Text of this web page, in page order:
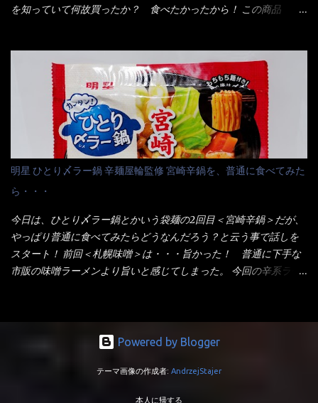
部カップの中でカオス状態。 これ特に縦型Bigカップだと、スー
りました～ 熱湯によりカップ内に対流が起こり、表層が泡立っ
ている～ 隣に用意したのが、ホワイトカップ丼型です。 こちら
へ内容物を全て移すのと同時に、スープも満遍なく全体に行き渡
させる。 箸で麺から移動させ、具とスープは最後に移すとこうな
りました。 良い感じではないか！ やはり一部粉末スープが縦型
カップの壁面に残っていたので、ぜーんぶ箸等で落としてホワイ
トカップへ。 まずは麺を見ると、カップヌードルとしては太く平
打ちで縮れてます。 ■蒙古タンメン中本の麺 蒙古タンメンの方
は、やはり太く平打ちですが麺の厚みがあるような・・・ 食感
は、どちらも柔らかいと感じは同じ。 湯に戻りやすい特性が強
いのね。 箸で持ち上げた状態は・・・ ■カップヌードル激辛味噌 ■
蒙古タンメン中本カップ どちらも箸で持ち上げた感じは、重
い！ そう湯を吸って伸びたような麺と云っていいかもしれな
い。 多分麺は、厚みとストレートか...
を知っていて何故買ったか？ 食べたかったから！ この商品
てみないといけないじゃん！（知るのが遅い） リニューアル前の
は食べた事あるのよ！でもここ数年は、カップ麺の方が話題性も
品揃えも上じゃん！ だって話題性の無いのを食べても・・・しょ
うが無いじゃん！ 日本で話題性が無いのに、外国の人には尚更ね
ぇ～ 袋麺と云えば【サッポロ一番】と云われる程だが、10年位前
に革新的な袋麺が出た！ それは『マルちゃん正麺』と云われる商
品！！ 生麺感覚～と大御所俳優の役所広司を起用したCMで一躍
有名になりTOPに・・・その後ライバルとして日清から【ラ王】
がリリース！つまり今回の【日清のラーメン屋さん】は、袋麺と
しては廉価版のポジション・・・ 事実ラ王は、HPでは別扱い！
本品なんか出前一丁などと一緒くたの扱い。 袋麺はスープは粉末
スープが主流でしょう！？だから味は・・・イマイチ（小生感
覚）と云うのが評価です。 正直現在のインスタント麺では、最先
ヨ～ でも熊が＼買ってね！／と泣いているから・・・買いまし
た。 それじゃ～食べましょうか！ トッピングは生憎とモヤシの
在庫が無いため・・・キャベツだ！鍋に湯を沸かしキャベツをボ
明星 ひとり〆ラー鍋 辛麺屋輪監修 宮崎辛鍋を、普通に食べてみた
ら・・・
今日は、ひとり〆ラー鍋とかいう袋麺の2回目＜宮崎辛鍋＞だが、
やっぱり普通に食べてみたらどうなんだろう？と云う事で話しを
スタート！ 前回＜札幌味噌＞は・・・旨かった！ 普通に下手な
市販の味噌ラーメンより旨いと感じてしまった。 今回の辛系ラー
おひとり用鍋の素です。辛麺屋輪をイメージした唐辛子の辛みと
旨みが染み出たスープに鍋によく合う麺が付いて〆まで楽しめま
が溶け出たスープと、麺にからむ粗い唐辛子がくせになる味わ
Powered by Blogger
テーマ画像の作成者: AndrzejStajer
本人に帰する